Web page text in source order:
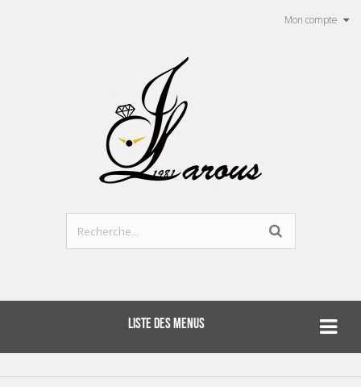
Mon compte
LISTE DES MENUS